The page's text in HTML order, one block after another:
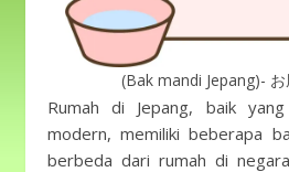
(Bak mandi Jepang)-
Rumah di Jepang, baik
modern, memiliki beberapa
berbeda dari rumah di